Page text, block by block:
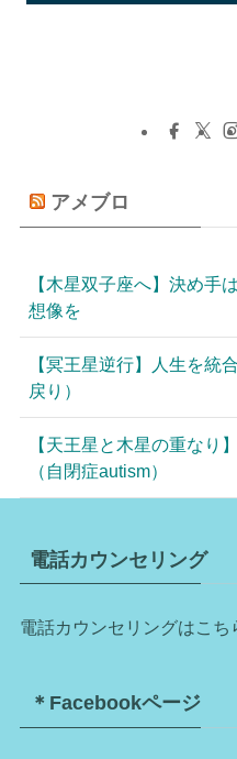
アメブロ
【木星双子座へ】決め手
想像を
【冥王星逆行】人生を統
戻り）
【天王星と木星の重なり
（自閉症autism）
電話カウンセリング
電話カウンセリングはこち
＊Facebookページ